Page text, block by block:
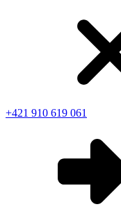
+421 910 619 061